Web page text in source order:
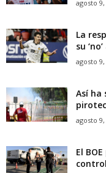
agosto 9,
La
su
agosto 9,
Así ha
agosto 9,
El